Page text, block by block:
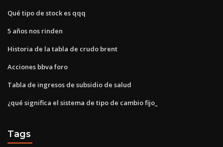
Qué tipo de stock es qqq
5 años nos rinden
Historia de la tabla de crudo brent
Acciones bbva foro
Tabla de ingresos de subsidio de salud
¿qué significa el sistema de tipo de cambio fijo_
Tags